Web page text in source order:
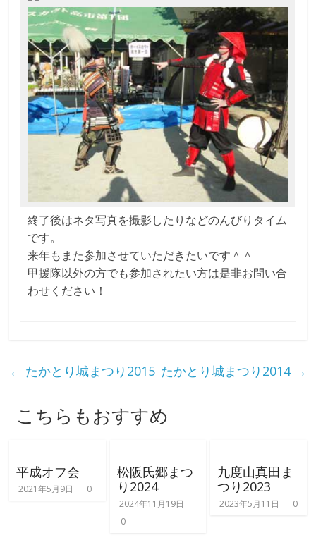
終了後はネタ写真を撮影したりなどのんびりタイム
です。
来年もまた参加させていただきたいです＾＾
甲援隊以外の方でも参加されたい方は是非お問い合
わせください！
← たかとり城まつり2015 たかとり城まつり2014 →
こちらもおすすめ
平成オフ会
2021年5月9日 0
松阪氏郷まつ
り2024
2024年11月19日
0
九度山真田ま
つり2023
2023年5月11日 0